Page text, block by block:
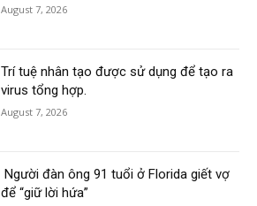
August 7, 2026
Trí tuệ nhân tạo được sử dụng để tạo ra
virus tổng hợp.
August 7, 2026
Người đàn ông 91 tuổi ở Florida giết vợ
để “giữ lời hứa”